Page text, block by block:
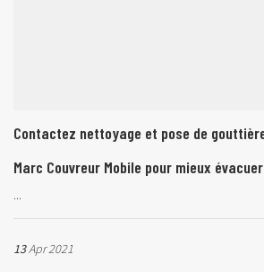
Contactez nettoyage et pose de gouttière
Marc Couvreur Mobile pour mieux
...
13Apr 2021